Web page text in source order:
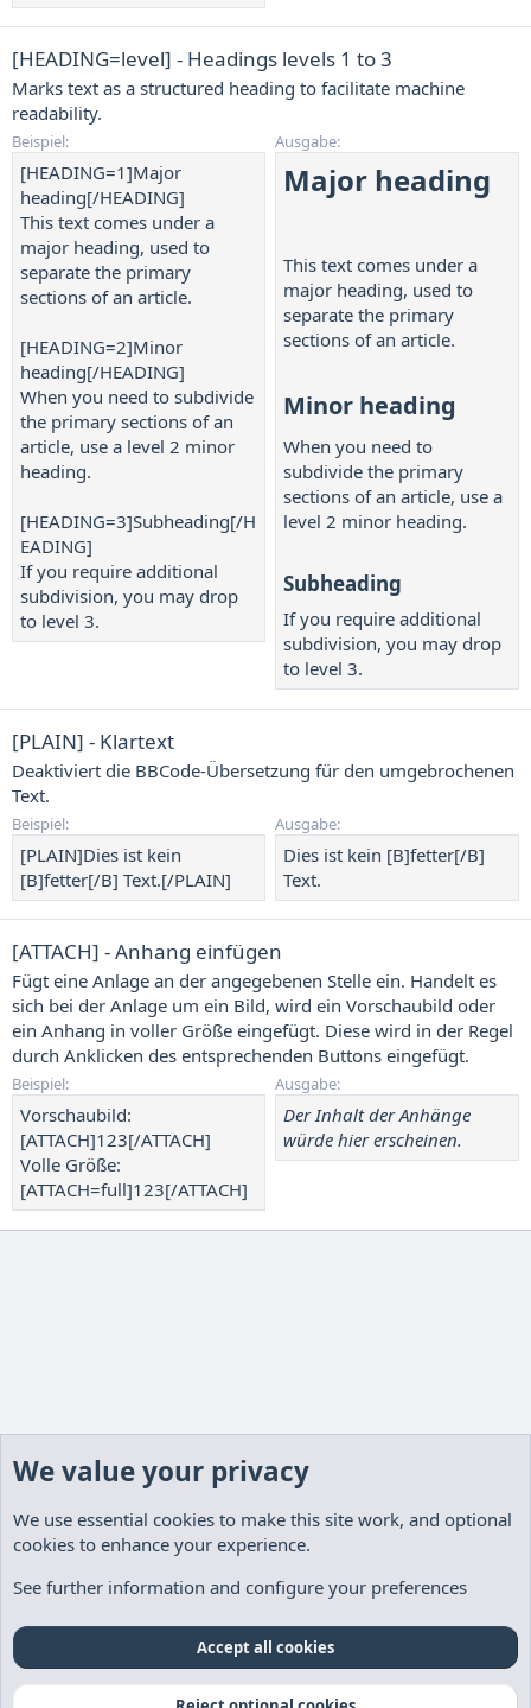
[HEADING=level] - Headings levels 1 to 3
Marks text as a structured heading to facilitate machine
readability.
Beispiel:
[HEADING=1]Major
heading[/HEADING]
This text comes under a
major heading, used to
separate the primary
sections of an article.
[HEADING=2]Minor
heading[/HEADING]
When you need to subdivide
the primary sections of an
article, use a level 2 minor
heading.
[HEADING=3]Subheading[/H
EADING]
If you require additional
subdivision, you may drop
to level 3.
Ausgabe:
Major heading​
This text comes under a
major heading, used to
separate the primary
sections of an article.
Minor heading​
When you need to
subdivide the primary
sections of an article, use a
level 2 minor heading.
Subheading​
If you require additional
subdivision, you may drop
to level 3.
[PLAIN] - Klartext
Deaktiviert die BBCode-Übersetzung für den umgebrochenen
Text.
Beispiel:
[PLAIN]Dies ist kein
[B]fetter[/B] Text.[/PLAIN]
Ausgabe:
Dies ist kein [B]fetter[/B]
Text.
[ATTACH] - Anhang einfügen
Fügt eine Anlage an der angegebenen Stelle ein. Handelt es
sich bei der Anlage um ein Bild, wird ein Vorschaubild oder
ein Anhang in voller Größe eingefügt. Diese wird in der Regel
durch Anklicken des entsprechenden Buttons eingefügt.
Beispiel:
Vorschaubild:
[ATTACH]123[/ATTACH]
Volle Größe:
[ATTACH=full]123[/ATTACH]
Ausgabe:
Der Inhalt der Anhänge
würde hier erscheinen.
Hilfe und Impressum
Kontakt
Nutzungsbedingungen
Datenschutz
Hilfe und Impressum
Start
R
S
We value your privacy
We use essential cookies to make this site work, and optional
cookies to enhance your experience.
See further information and configure your preferences
Accept all cookies